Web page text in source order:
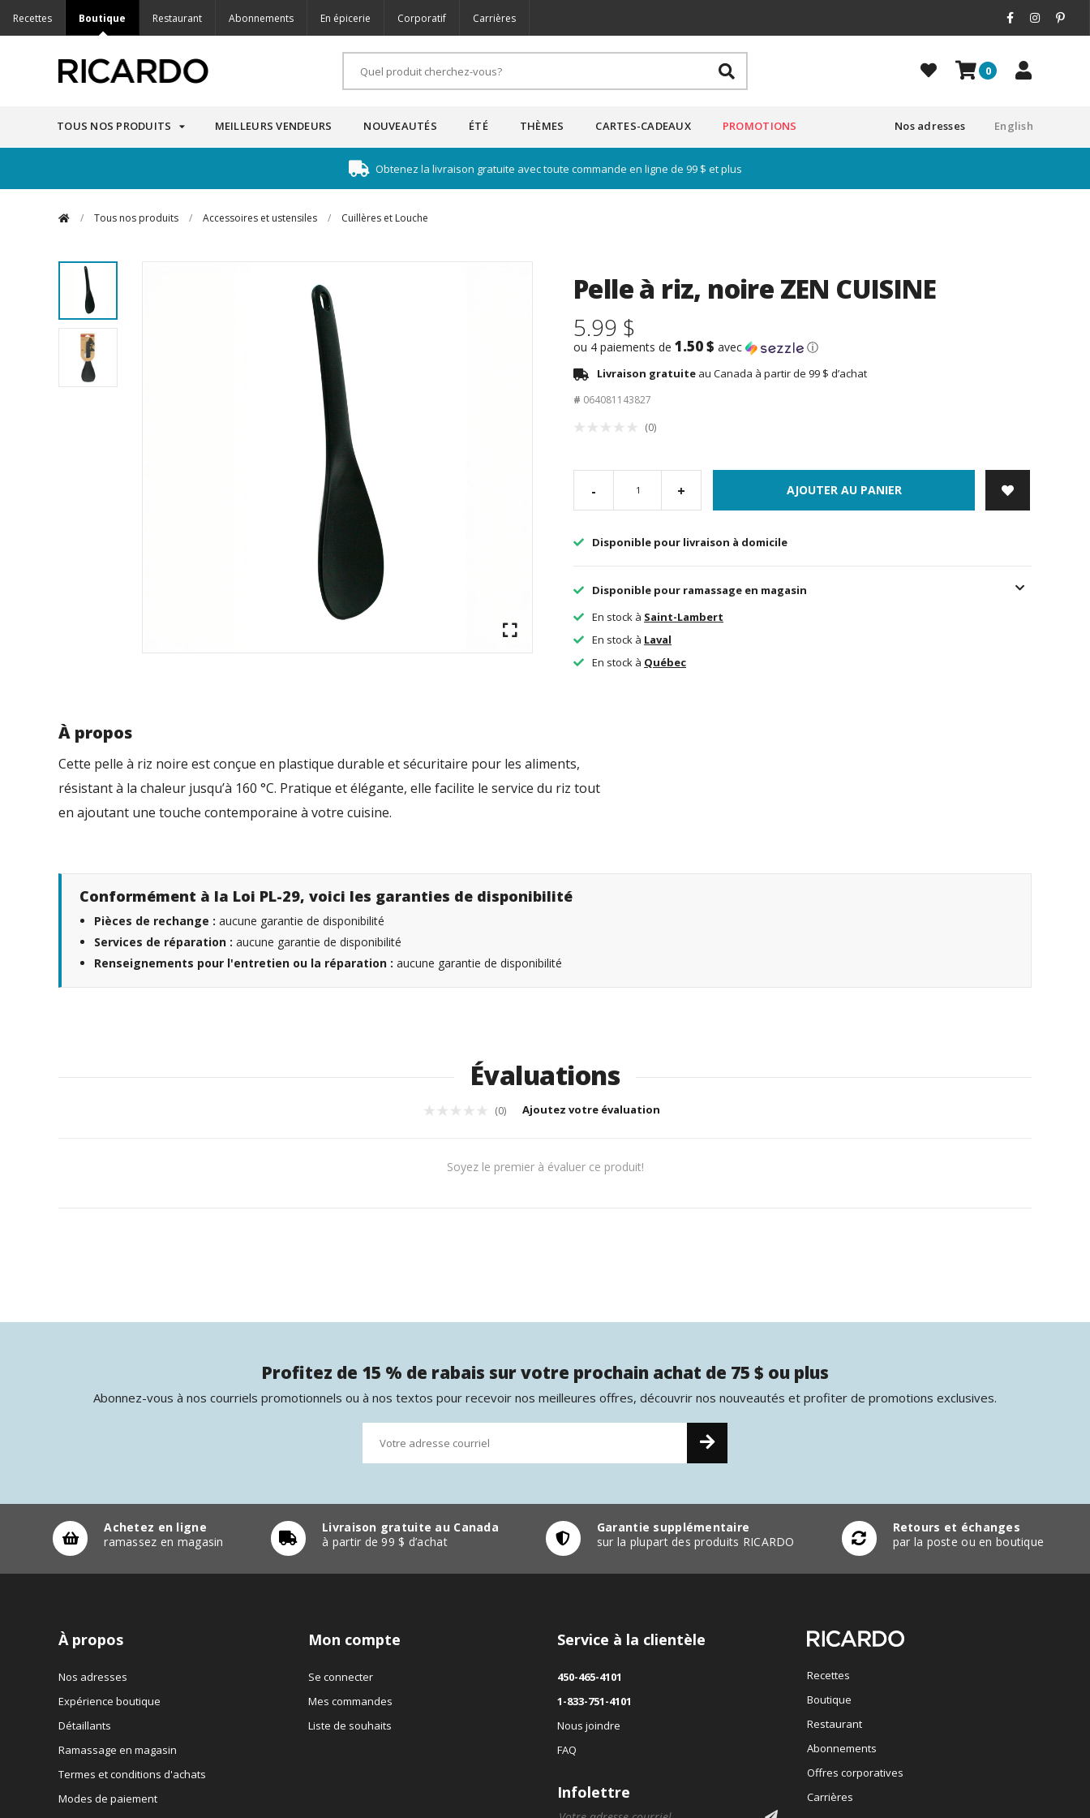
Recettes Boutique Restaurant Abonnements En épicerie Corporatif Carrières
0
TOUS NOS PRODUITS MEILLEURS VENDEURS NOUVEAUTÉS ÉTÉ THÈMES CARTES-CADEAUX PROMOTIONS English
Nos adresses
Obtenez la livraison gratuite avec toute commande en ligne de 99 $ et plus
/ Tous nos produits / Accessoires et ustensiles / Cuillères et Louche
Pelle à riz, noire ZEN CUISINE
5.99 $
ou 4 paiements de 1.50 $ avec ⓘ
Livraison gratuite au Canada à partir de 99 $ d’achat
# 064081143827
(0)
- + AJOUTER AU PANIER
Disponible pour livraison à domicile
Disponible pour ramassage en magasin
En stock à Saint-Lambert
En stock à Laval
En stock à Québec
À propos
Cette pelle à riz noire est conçue en plastique durable et sécuritaire pour les aliments,
résistant à la chaleur jusqu’à 160 °C. Pratique et élégante, elle facilite le service du riz tout
en ajoutant une touche contemporaine à votre cuisine.
Conformément à la Loi PL-29, voici les garanties de disponibilité
Pièces de rechange : aucune garantie de disponibilité
Services de réparation : aucune garantie de disponibilité
Renseignements pour l'entretien ou la réparation : aucune garantie de disponibilité
Évaluations
(0) Ajoutez votre évaluation
Soyez le premier à évaluer ce produit!
Profitez de 15 % de rabais sur votre prochain achat de 75 $ ou plus
Abonnez-vous à nos courriels promotionnels ou à nos textos pour recevoir nos meilleures offres, découvrir nos nouveautés et profiter de promotions exclusives.
Achetez en ligne
ramassez en magasin
Livraison gratuite au Canada
à partir de 99 $ d’achat
Garantie supplémentaire
sur la plupart des produits RICARDO
Retours et échanges
par la poste ou en boutique
À propos
Nos adresses
Expérience boutique
Détaillants
Ramassage en magasin
Termes et conditions d'achats
Modes de paiement
Mon compte
Se connecter
Mes commandes
Liste de souhaits
Service à la clientèle
450-465-4101
1-833-751-4101
Nous joindre
FAQ
Infolettre
Recettes
Boutique
Restaurant
Abonnements
Offres corporatives
Carrières